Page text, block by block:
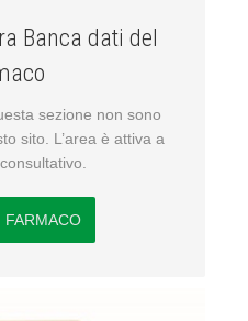
Banca dati del
sezione non sono
sito. L’area è attiva a
FARMACO